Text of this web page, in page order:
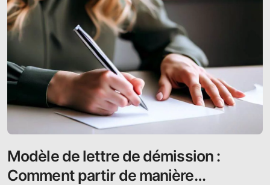
Modèle de lettre de démission :
Comment partir de manière